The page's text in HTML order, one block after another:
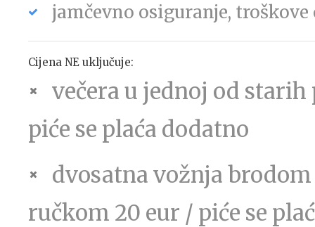
jamčevno osiguranje,
Cijena NE uključuje:
večera u jednoj od
piće se plaća dodatno
dvosatna vožnja
ručkom 20 eur / piće se